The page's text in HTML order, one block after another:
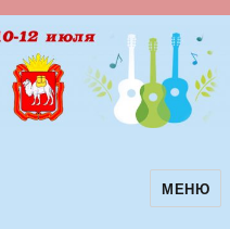
авторскойМЕНЮ